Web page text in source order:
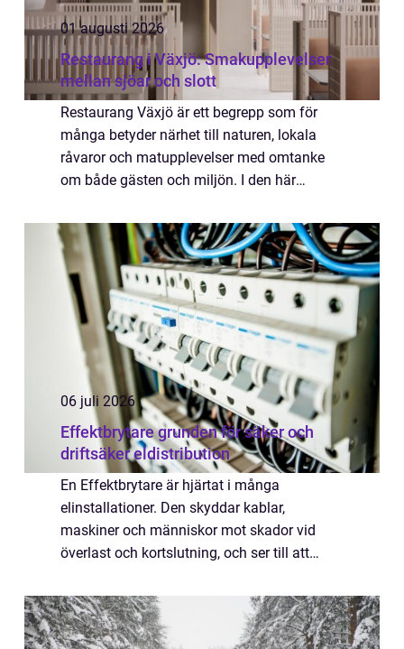
01 augusti 2026
Restaurang i Växjö: Smakupplevelser
mellan sjöar och slott
Restaurang Växjö är ett begrepp som för
många betyder närhet till naturen, lokala
råvaror och matupplevelser med omtanke
om både gästen och miljön. I den här
06 juli 2026
Effektbrytare grunden för säker och
driftsäker eldistribution
En Effektbrytare är hjärtat i många
elinstallationer. Den skyddar kablar,
maskiner och människor mot skador vid
överlast och kortslutning, och ser till att
kontrollerat efter ett fel. I moderna
fastigheter, ind...